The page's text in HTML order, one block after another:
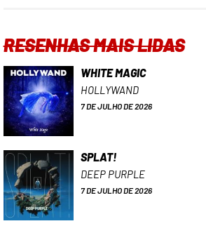
RESENHAS MAIS LIDAS
WHITE MAGIC
HOLLYWAND
7 DE JULHO DE 2026
SPLAT!
DEEP PURPLE
7 DE JULHO DE 2026